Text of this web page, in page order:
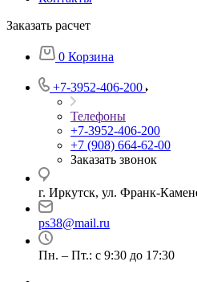
Заказать расчет
0 Корзина
+7-3952-406-200
Телефоны
+7-3952-406-200
+7 (908) 664-62-00
Заказать звонок
г. Иркутск, ул. Франк-
ps38@mail.ru
Пн. – Пт.: с 9:30 до 17:30